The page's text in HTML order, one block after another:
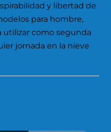
y libertad de
para hombre,
utilizar como segunda
jornada en la nieve